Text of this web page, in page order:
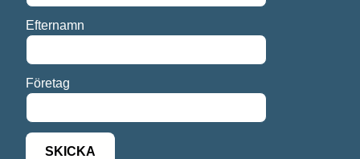
Efternamn
Företag
SKICKA